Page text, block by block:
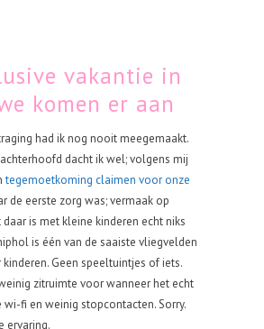
vakantie in
komen er aan
had ik nog nooit meegemaakt.
dacht ik wel; volgens mij
tegemoetkoming claimen voor onze
de eerste zorg was; vermaak op
is met kleine kinderen echt niks
is één van de saaiste vliegvelden
Geen speeltuintjes of iets.
zitruimte voor wanneer het echt
wi-fi en weinig stopcontacten. Sorry.
ervaring.